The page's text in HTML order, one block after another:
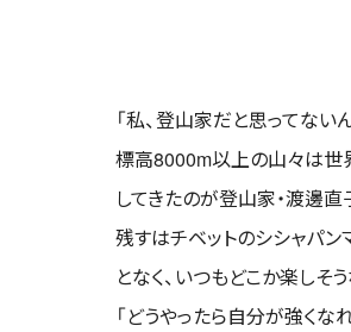
「私、登山家だと思ってな
標高8000m以上の山々は世
してきたのが登山家・渡邊直
残すはチベットのシシャパ
となく、いつもどこか楽しそ
「どうやったら自分が強く